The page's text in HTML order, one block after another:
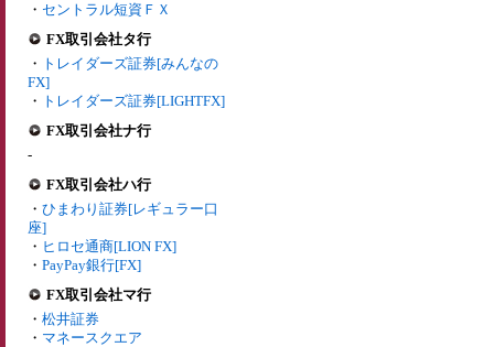
・ セントラル短資ＦＸ
FX取引会社タ行
・ トレイダーズ証券[みんなの
FX]
・ トレイダーズ証券[LIGHTFX]
FX取引会社ナ行
-
FX取引会社ハ行
・ ひまわり証券[レギュラー口
座]
・ ヒロセ通商[LION FX]
・ PayPay銀行[FX]
FX取引会社マ行
・ 松井証券
・ マネースクエア